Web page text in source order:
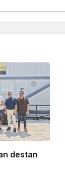
destan